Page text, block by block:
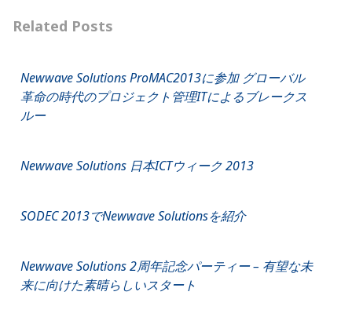
Related Posts
Newwave Solutions ProMAC2013に参加 グローバル
革命の時代のプロジェクト管理ITによるブレークス
ルー
Newwave Solutions 日本ICTウィーク 2013
SODEC 2013でNewwave Solutionsを紹介
Newwave Solutions 2周年記念パーティー – 有望な未
来に向けた素晴らしいスタート